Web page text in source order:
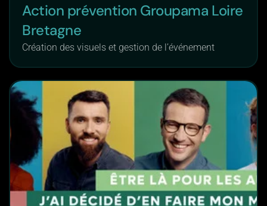
Action prévention Groupama Loire
Bretagne
Création des visuels et gestion de l’événement